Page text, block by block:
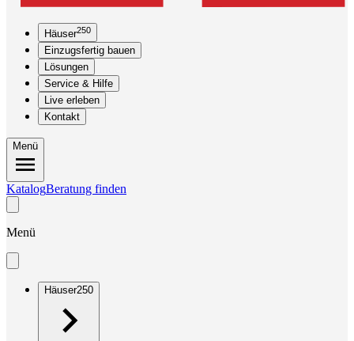
Häuser250
Einzugsfertig bauen
Lösungen
Service & Hilfe
Live erleben
Kontakt
Menü
KatalogBeratung finden
Menü
Häuser250